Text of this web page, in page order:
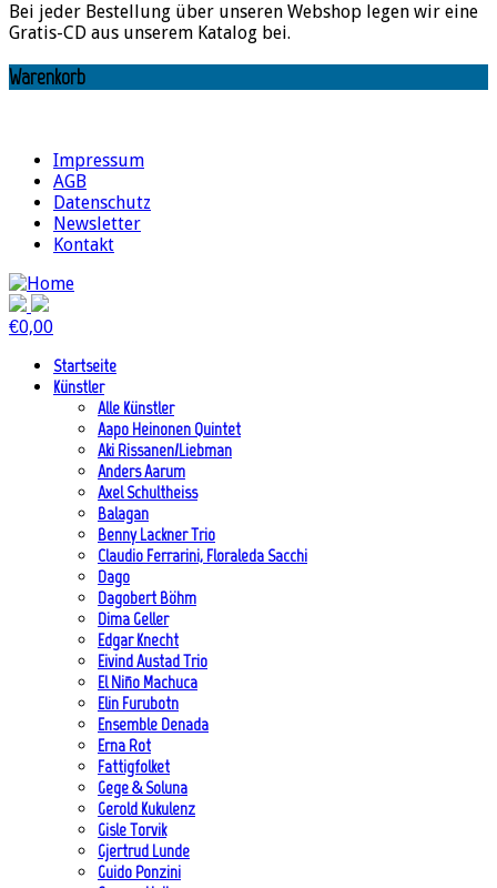
Bei jeder Bestellung über unseren Webshop legen wir eine
Gratis-CD aus unserem Katalog bei.
Warenkorb
Impressum
AGB
Datenschutz
Newsletter
Kontakt
€0,00
Startseite
Künstler
Alle Künstler
Aapo Heinonen Quintet
Aki Rissanen/Liebman
Anders Aarum
Axel Schultheiss
Balagan
Benny Lackner Trio
Claudio Ferrarini, Floraleda Sacchi
Dago
Dagobert Böhm
Dima Geller
Edgar Knecht
Eivind Austad Trio
El Niño Machuca
Elin Furubotn
Ensemble Denada
Erna Rot
Fattigfolket
Gege & Soluna
Gerold Kukulenz
Gisle Torvik
Gjertrud Lunde
Guido Ponzini